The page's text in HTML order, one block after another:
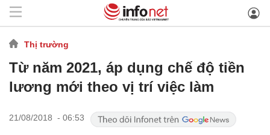
Thị trường
Từ năm 2021, áp dụng chế độ tiền
lương mới theo vị trí việc làm
21/08/2018 - 06:53